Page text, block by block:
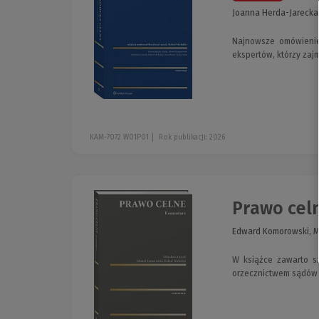
Joanna Herda-
Najnowsze
ekspertów, którzy
KAM-7072 W01P01 Rok publikacji: 2026
Prawo
Edward Komorowski,
W książce zawarto
orzecznictwem